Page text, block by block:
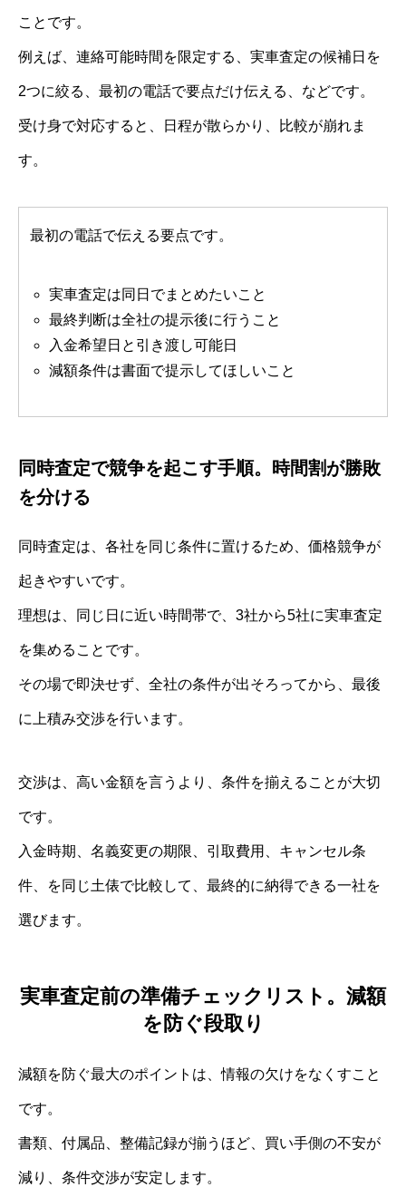
ことです。
例えば、連絡可能時間を限定する、実車査定の候補日を
2つに絞る、最初の電話で要点だけ伝える、などです。
受け身で対応すると、日程が散らかり、比較が崩れま
す。
最初の電話で伝える要点です。
実車査定は同日でまとめたいこと
最終判断は全社の提示後に行うこと
入金希望日と引き渡し可能日
減額条件は書面で提示してほしいこと
同時査定で競争を起こす手順。時間割が勝敗
を分ける
同時査定は、各社を同じ条件に置けるため、価格競争が
起きやすいです。
理想は、同じ日に近い時間帯で、3社から5社に実車査定
を集めることです。
その場で即決せず、全社の条件が出そろってから、最後
に上積み交渉を行います。
交渉は、高い金額を言うより、条件を揃えることが大切
です。
入金時期、名義変更の期限、引取費用、キャンセル条
件、を同じ土俵で比較して、最終的に納得できる一社を
選びます。
実車査定前の準備チェックリスト。減額
を防ぐ段取り
減額を防ぐ最大のポイントは、情報の欠けをなくすこと
です。
書類、付属品、整備記録が揃うほど、買い手側の不安が
減り、条件交渉が安定します。